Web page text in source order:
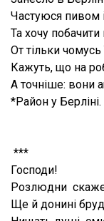
Частуюся пивом
Та хочу побачити
От тільки чомусь
Кажуть, що на
А точніше: вони
*Район у Берліні.
***
Господи!
Розлюдни
Ще й донині